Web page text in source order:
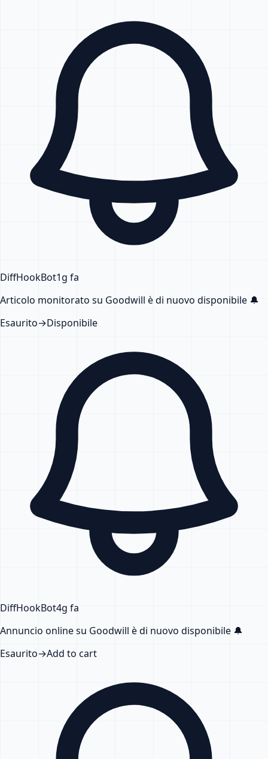
DiffHookBot1g fa
Articolo monitorato su Goodwill è di nuovo disponibile 🔔
Esaurito→Disponibile
DiffHookBot4g fa
Annuncio online su Goodwill è di nuovo disponibile 🔔
Esaurito→Add to cart